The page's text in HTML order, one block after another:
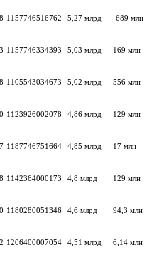
1157746516762 5,27 млрд -689 млн
1157746334393 5,03 млрд 169 млн
1105543034673 5,02 млрд 556 млн
1123926002078 4,86 млрд 129 млн
1187746751664 4,85 млрд 17 млн
1142364000173 4,8 млрд 129 млн
1180280051346 4,6 млрд 94,3 млн
1206400007054 4,51 млрд 6,14 млн